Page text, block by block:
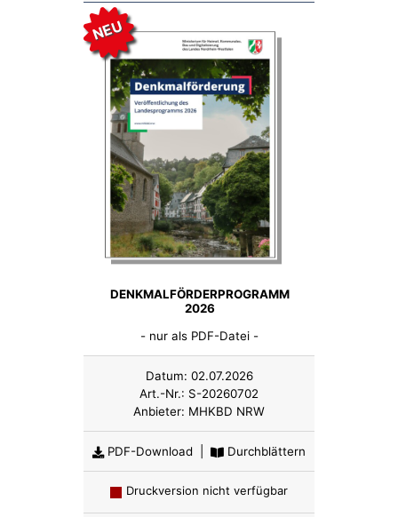
NEU
DENKMALFÖRDERPROGRAMM
2026
- nur als PDF-Datei -
Datum: 02.07.2026
Art.-Nr.: S-20260702
Anbieter: MHKBD NRW
PDF-Download Durchblättern
Druckversion nicht verfügbar